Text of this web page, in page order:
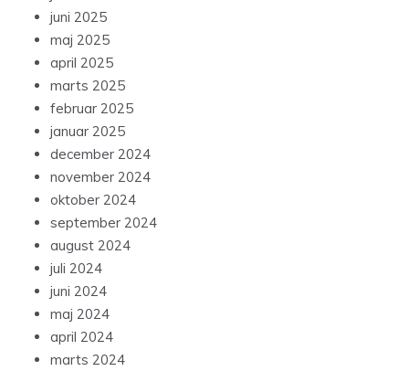
juni 2025
maj 2025
april 2025
marts 2025
februar 2025
januar 2025
december 2024
november 2024
oktober 2024
september 2024
august 2024
juli 2024
juni 2024
maj 2024
april 2024
marts 2024